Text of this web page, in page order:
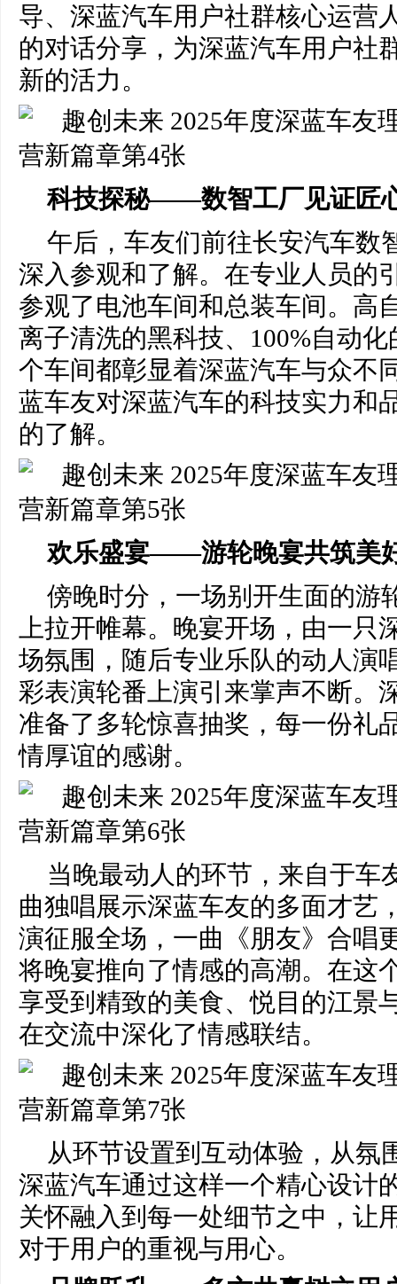
导、深蓝汽车用户社群核心运营
的对话分享，为深蓝汽车用户社
新的活力。
科技探秘——数智工厂见证匠
午后，车友们前往长安汽车数
深入参观和了解。在专业人员的
参观了电池车间和总装车间。高
离子清洗的黑科技、100%自动
个车间都彰显着深蓝汽车与众不
蓝车友对深蓝汽车的科技实力和
的了解。
欢乐盛宴——游轮晚宴共筑美
傍晚时分，一场别开生面的游
上拉开帷幕。晚宴开场，由一只
场氛围，随后专业乐队的动人演
彩表演轮番上演引来掌声不断。
准备了多轮惊喜抽奖，每一份礼
情厚谊的感谢。
当晚最动人的环节，来自于车
曲独唱展示深蓝车友的多面才艺
演征服全场，一曲《朋友》合唱
将晚宴推向了情感的高潮。在这
享受到精致的美食、悦目的江景
在交流中深化了情感联结。
从环节设置到互动体验，从氛
深蓝汽车通过这样一个精心设计
关怀融入到每一处细节之中，让
对于用户的重视与用心。